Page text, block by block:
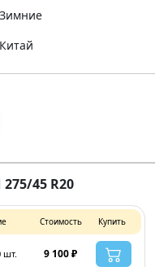
Зимние
Китай
45 R20
Стоимость Купить
шт. 9 100 ₽